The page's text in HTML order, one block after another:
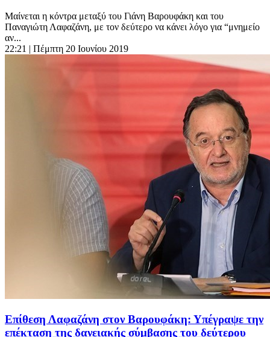
Μαίνεται η κόντρα μεταξύ του Γιάνη Βαρουφάκη και του
Παναγιώτη Λαφαζάνη, με τον δεύτερο να κάνει λόγο για “μνημείο
αν...
22:21 | Πέμπτη 20 Ιουνίου 2019
Επίθεση Λαφαζάνη στον Βαρουφάκη: Υπέγραψε την
επέκταση της δανειακής σύμβασης του δεύτερου